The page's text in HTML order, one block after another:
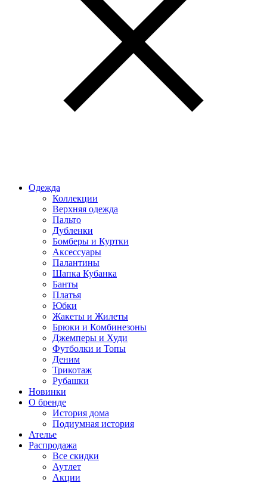
Одежда
Коллекции
Верхняя одежда
Пальто
Дубленки
Бомберы и Куртки
Аксессуары
Палантины
Шапка Кубанка
Банты
Платья
Юбки
Жакеты и Жилеты
Брюки и Комбинезоны
Джемперы и Худи
Футболки и Топы
Деним
Трикотаж
Рубашки
Новинки
О бренде
История дома
Подиумная история
Ателье
Распродажа
Все скидки
Аутлет
Акции